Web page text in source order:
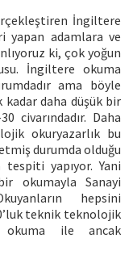
İngiltere
yapan adamlara ve
ki, çok yoğun
İngiltere okuma
ama böyle
kadar daha düşük bir
civarındadır. Daha
okuryazarlık bu
durumda olduğu
tespiti yapıyor. Yani
okumayla Sanayi
hepsini
teknik teknolojik
okuma ile ancak